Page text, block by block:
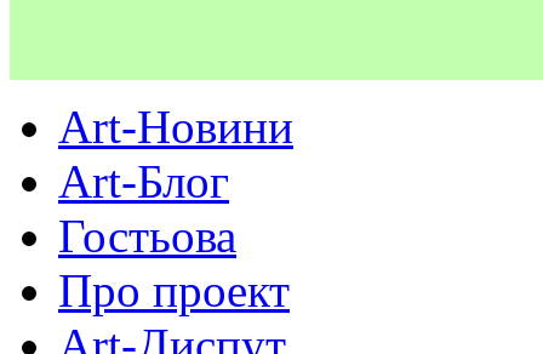
Art-Новини
Art-Блог
Гостьова
Про проект